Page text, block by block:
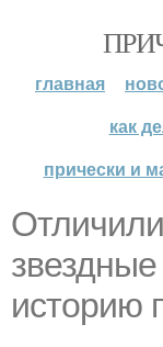
главная
как
прически и
историю